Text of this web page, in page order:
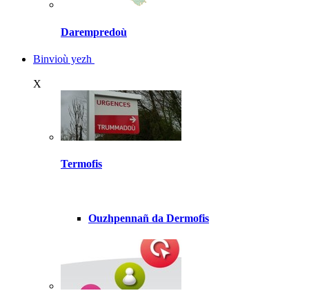
Darempredoù
Binvioù yezh
X
Termofis
Ouzhpennañ da Dermofis